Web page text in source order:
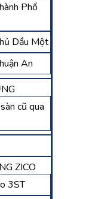
Phố
Dầu Một
An
cũ qua
ZICO
3ST